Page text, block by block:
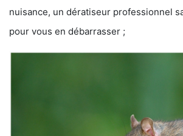
nuisance, un dératiseur professionnel
pour vous en débarrasser ;